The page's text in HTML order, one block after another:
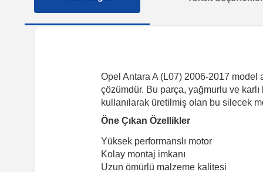
Opel Antara A (L07) 2006-2017
çözümdür. Bu parça, yağmurlu ve
kullanılarak üretilmiş olan bu silecek
Öne Çıkan Özellikler
Yüksek performanslı motor
Kolay montaj imkanı
Uzun ömürlü malzeme kalitesi